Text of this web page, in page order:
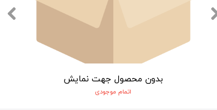
بدون محصول جهت نمایش
اتمام موجودی